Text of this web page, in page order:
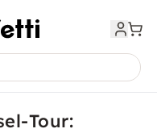
Tour: